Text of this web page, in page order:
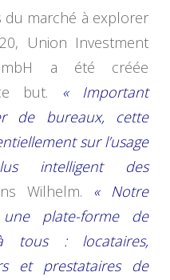
du marché à explorer
Union Investment
a été créée
but. « Important
de bureaux, cette
sur l’usage
intelligent des
Wilhelm. « Notre
plate-forme de
tous : locataires,
et prestataires de